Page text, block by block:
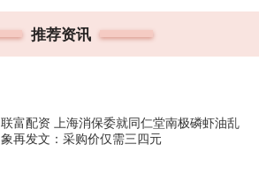
推荐资讯
联富配资 上海消保委就同仁堂南极磷虾油乱
象再发文：采购价仅需三四元